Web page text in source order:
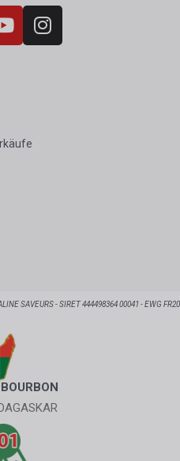
SAVEURS - SIRET 444498364 00041 - EWG FR20